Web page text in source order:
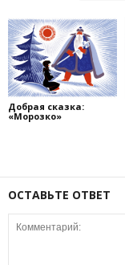
Добрая сказка:
«Морозко»
ОСТАВЬТЕ ОТВЕТ